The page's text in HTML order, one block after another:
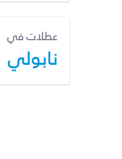
عطلات في
نابولي